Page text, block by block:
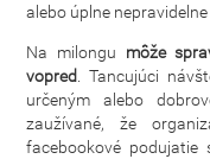
alebo úplne
Na milongu môže
vopred. Tancujúci
určeným alebo
zaužívané, že
facebookové